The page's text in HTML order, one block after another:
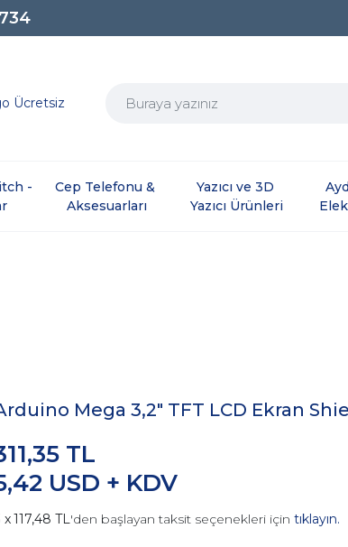
Ücretsiz
-
Cep Telefonu &
Aksesuarları
Yazıcı ve 3D
Yazıcı Ürünleri
Mega 3,2" TFT LCD Ekran
USD + KDV
TL
117,48 TL'den başlayan taksit seçenekleri için tıklayın.